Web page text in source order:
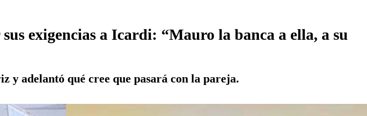
exigencias a Icardi: “Mauro la banca a ella, a su
y adelantó qué cree que pasará con la pareja.